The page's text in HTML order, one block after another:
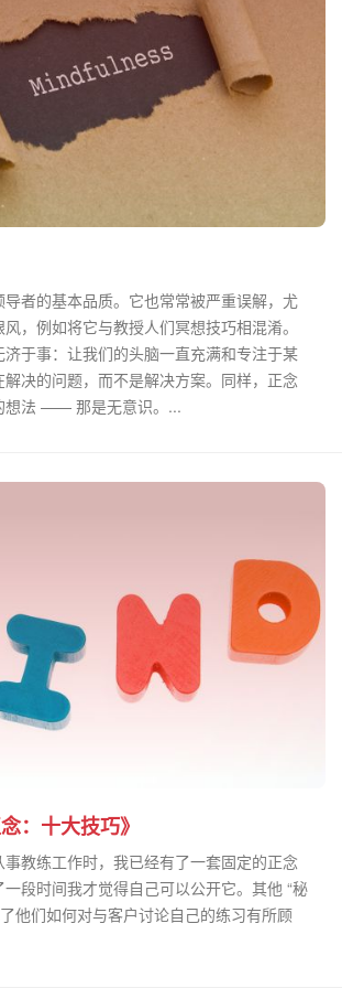
者的基本品质。它也常常被严重误解，尤
，例如将它与教授人们冥想技巧相混淆。
济于事：让我们的头脑一直充满和专注于某
决的问题，而不是解决方案。同样，正念
想法 —— 那是无意识。...
：十大技巧》
教练工作时，我已经有了一套固定的正念
段时间我才觉得自己可以公开它。其他 “秘
他们如何对与客户讨论自己的练习有所顾